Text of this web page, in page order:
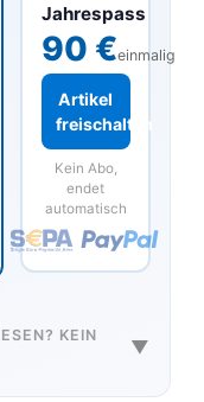
Jahrespass
90 €einmalig
Artikel
freischalten
Kein Abo,
endet
automatisch
KEIN
▼